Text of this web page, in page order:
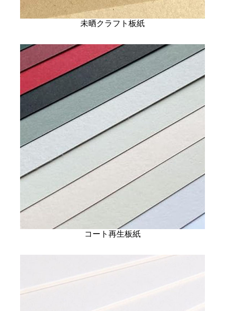
未晒クラフト板紙
コート再生板紙